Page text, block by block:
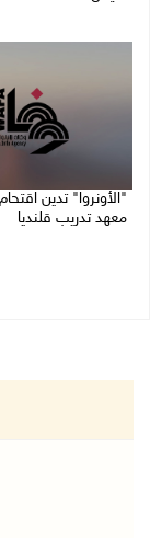
"الأونروا" تدين
معهد تدريب قلنديا